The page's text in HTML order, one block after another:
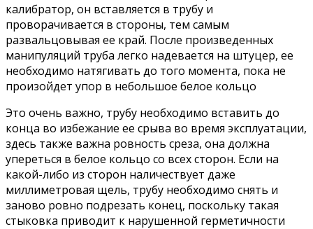
калибратор, он вставляется в трубу и
проворачивается в стороны, тем самым
развальцовывая ее край. После произведенных
манипуляций труба легко надевается на штуцер, ее
необходимо натягивать до того момента, пока не
произойдет упор в небольшое белое кольцо
Это очень важно, трубу необходимо вставить до
конца во избежание ее срыва во время эксплуатации,
здесь также важна ровность среза, она должна
упереться в белое кольцо со всех сторон. Если на
какой-либо из сторон наличествует даже
миллиметровая щель, трубу необходимо снять и
заново ровно подрезать конец, поскольку такая
стыковка приводит к нарушенной герметичности